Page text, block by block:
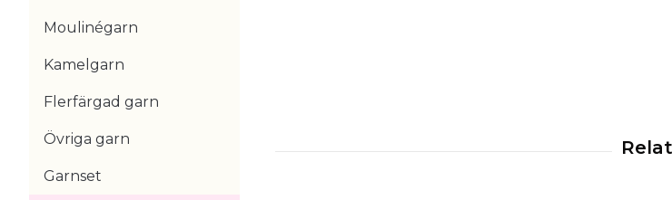
Moulinégarn
Kamelgarn
Flerfärgad garn
Övriga garn
Garnset